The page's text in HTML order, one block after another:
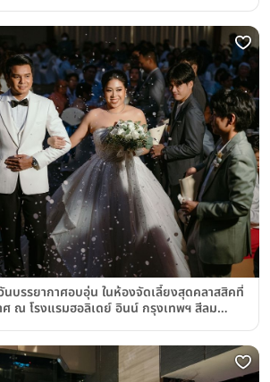
นบรรยากาศอบอุ่น ในห้องจัดเลี้ยงสุดคลาสสิคที่
ศ ณ โรงแรมฮอลิเดย์ อินน์ กรุงเทพฯ สีลม